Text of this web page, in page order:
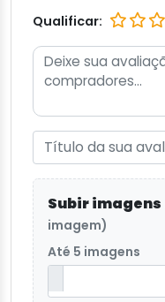
Qualificar:
Subir imagens
imagem)
Até 5 imagens